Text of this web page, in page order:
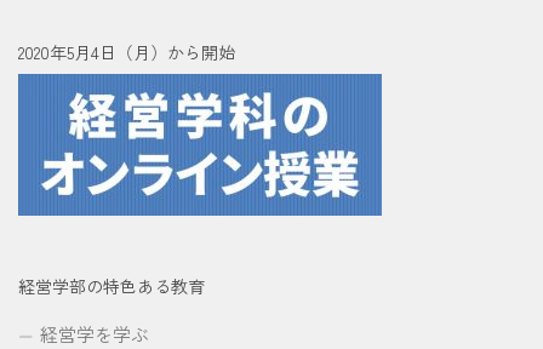
2020年5月4日（月）から開始
経営学部の特色ある教育
経営学を学ぶ